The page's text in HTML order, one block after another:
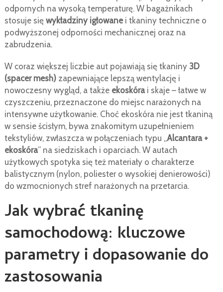
odpornych na wysoką temperaturę. W bagażnikach
stosuje się wykładziny igłowanei tkaniny techniczne o
podwyższonej odporności mechanicznej oraz na
zabrudzenia.
W coraz większej liczbie aut pojawiają się tkaniny 3D
(spacer mesh)zapewniające lepszą wentylację i
nowoczesny wygląd, a także ekoskórai skaje – łatwe w
czyszczeniu, przeznaczone do miejsc narażonych na
intensywne użytkowanie. Choć ekoskóra nie jest tkaniną
w sensie ścisłym, bywa znakomitym uzupełnieniem
tekstyliów, zwłaszcza w połączeniach typu „Alcantara +
ekoskóra” na siedziskach i oparciach. W autach
użytkowych spotyka się też materiały o charakterze
balistycznym (nylon, poliester o wysokiej denierowości)
do wzmocnionych stref narażonych na przetarcia.
Jak wybrać tkaninę
samochodową: kluczowe
parametry i dopasowanie do
zastosowania